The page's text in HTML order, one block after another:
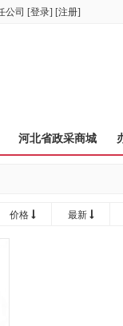
公司 [登录] [注册]
河北省政采商城
价格 最新